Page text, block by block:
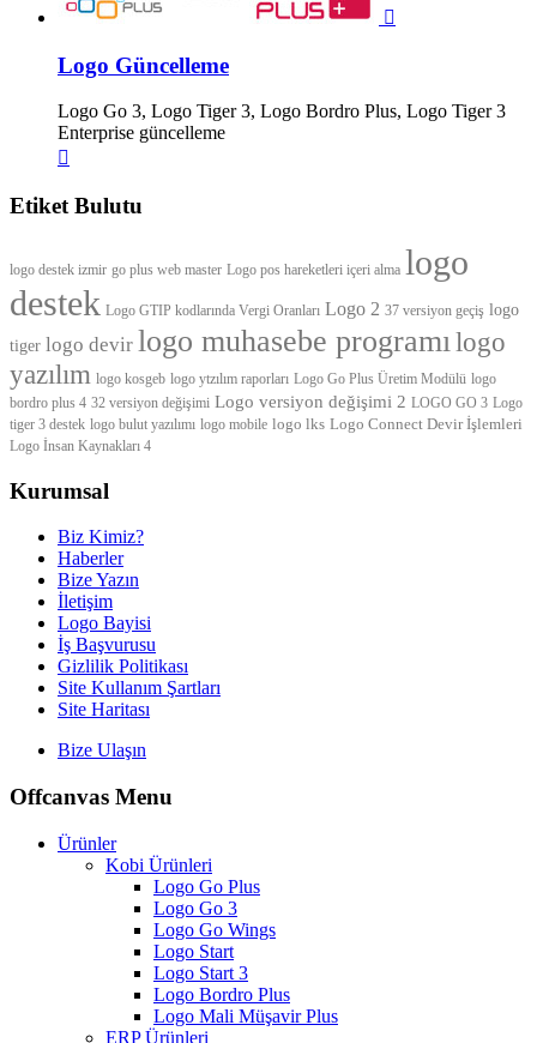

Logo Güncelleme
Logo Go 3, Logo Tiger 3, Logo Bordro Plus, Logo Tiger 3
Enterprise güncelleme

Etiket Bulutu
logo destek izmir go plus web master Logo pos hareketleri içeri alma logo
destek Logo GTIP kodlarında Vergi Oranları Logo 2 37 versiyon geçiş logo
tiger logo devir logo muhasebe programı logo
yazılım logo kosgeb logo ytzılım raporları Logo Go Plus Üretim Modülü logo
bordro plus 4 32 versiyon değişimi Logo versiyon değişimi 2 LOGO GO 3 Logo
tiger 3 destek logo bulut yazılımı logo mobile logo lks Logo Connect Devir İşlemleri
Logo İnsan Kaynakları 4
Kurumsal
Biz Kimiz?
Haberler
Bize Yazın
İletişim
Logo Bayisi
İş Başvurusu
Gizlilik Politikası
Site Kullanım Şartları
Site Haritası
Bize Ulaşın
Offcanvas Menu
Ürünler
Kobi Ürünleri
Logo Go Plus
Logo Go 3
Logo Go Wings
Logo Start
Logo Start 3
Logo Bordro Plus
Logo Mali Müşavir Plus
ERP Ürünleri